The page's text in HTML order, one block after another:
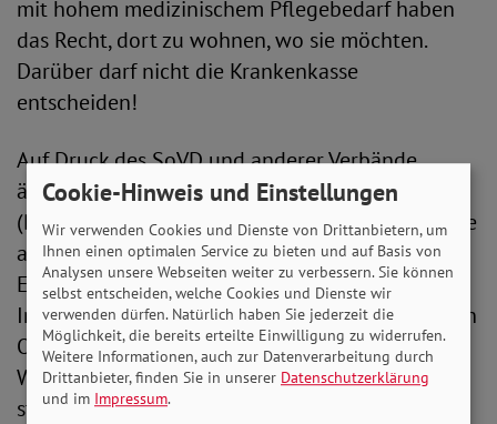
mit hohem medizinischem Pflegebedarf haben
das Recht, dort zu wohnen, wo sie möchten.
Darüber darf nicht die Krankenkasse
entscheiden!
Auf Druck des SoVD und anderer Verbände
änderte das Bundesministerium für Gesund-heit
(BMG) seine Pläne im Dezember 2019. Nun sollte
außerklinische Intensivpflege auch in
Einrichtungen der Behinderten-hilfe, in
Intensivpflege-WGs, zu Hause und an geeigneten
Orten, etwa in Schulen, möglich sein. Doch die
Wünsche der Betroffenen zum Leistungsort
standen unter einer Einschränkung: Der L
Cookie-Hinweis und Einstellungen
Wir verwenden Cookies und Dienste von Drittanbietern, um
Ihnen einen optimalen Service zu bieten und auf Basis von
Analysen unsere Webseiten weiter zu verbessern. Sie können
selbst entscheiden, welche Cookies und Dienste wir
verwenden dürfen. Natürlich haben Sie jederzeit die
Möglichkeit, die bereits erteilte Einwilligung zu widerrufen.
Weitere Informationen, auch zur Datenverarbeitung durch
Drittanbieter, finden Sie in unserer Datenschutzerklärung
und im Impressum.